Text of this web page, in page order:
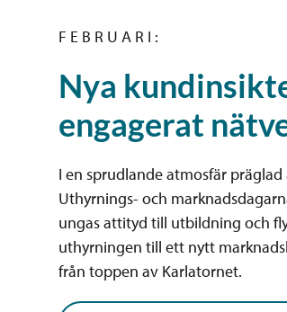
F E B R U A R I :
Nya
engagerat
I en sprudlande atmosfär
Uthyrnings- och
ungas attityd till utbildning och
uthyrningen till ett nytt
från toppen av Karlatornet.